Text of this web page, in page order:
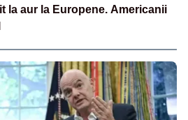
la aur la Europene. Americanii